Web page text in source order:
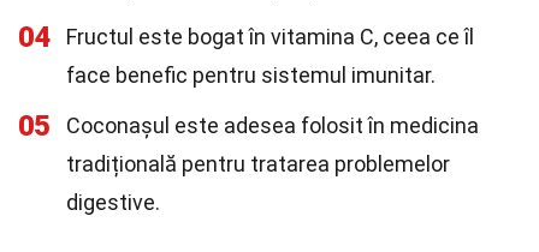
04
Fructul este bogat în vitamina C, ceea ce îl
face benefic pentru sistemul imunitar.
05
Coconașul este adesea folosit în medicina
tradițională pentru tratarea problemelor
digestive.